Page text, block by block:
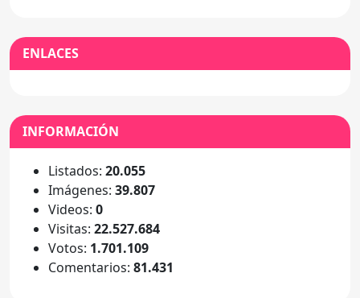
ENLACES
INFORMACIÓN
Listados: 20.055
Imágenes: 39.807
Videos: 0
Visitas: 22.527.684
Votos: 1.701.109
Comentarios: 81.431